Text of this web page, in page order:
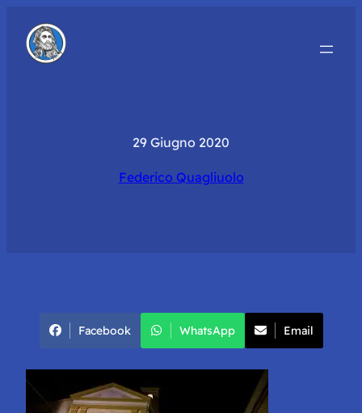
29 Giugno 2020
Federico Quagliuolo
Facebook WhatsApp Email